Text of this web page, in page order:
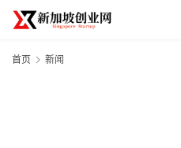
首页 新闻